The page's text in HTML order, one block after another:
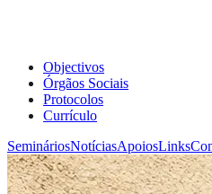
Objectivos
Órgãos Sociais
Protocolos
Currículo
SemináriosNotíciasApoiosLinks